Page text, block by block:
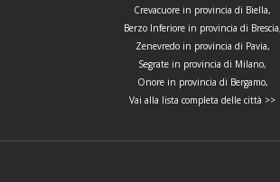
Crevacuore in provincia di Biella,
Berzo Inferiore in provincia di Brescia,
Zenevredo in provincia di Pavia,
Segrate in provincia di Milano,
Onore in provincia di Bergamo,
Vai alla lista completa delle città >>